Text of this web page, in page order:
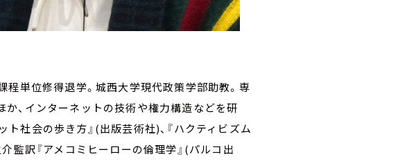
単位修得退学。城西大学現代政策学部助教。専
か、インターネットの技術や権力構造などを研
社会の歩き方』(出版芸術社)、『ハクティビズム
介監訳『アメコミヒーローの倫理学』(パルコ出